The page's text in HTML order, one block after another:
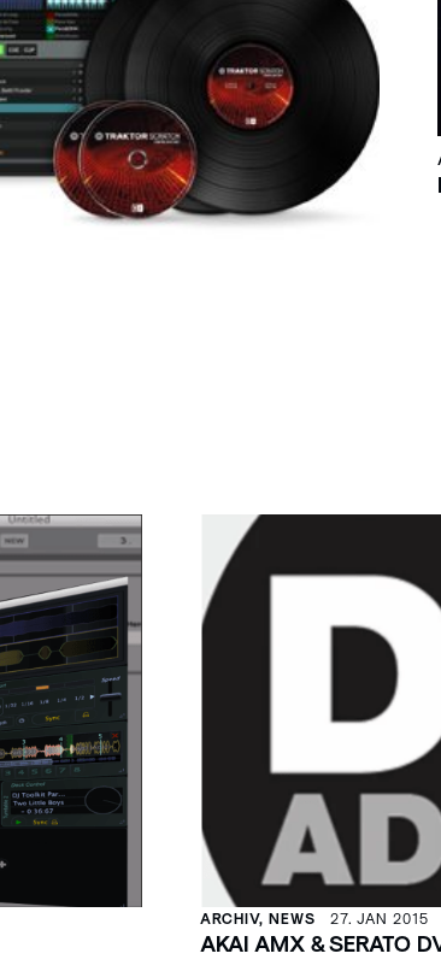
ARCHIV, NEWS 27. JAN 2015
AKAI AMX & SERATO